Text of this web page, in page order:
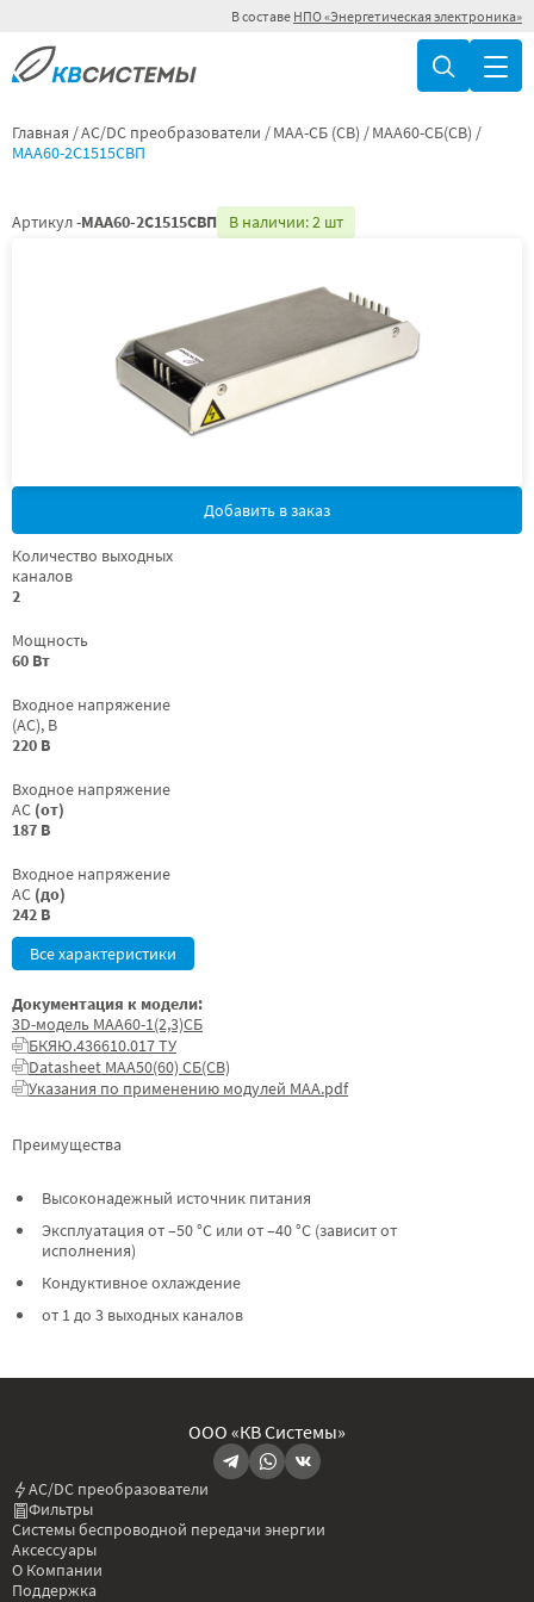
В составе НПО «Энергетическая электроника»
Главная AC/DC преобразователи МАА-СБ (СВ)
МАА60-СБ(СВ)
МАА60-2С1515СВП
Артикул -МАА60-2С1515СВП В наличии: 2 шт
Добавить в заказ
Количество выходных
каналов
2
Мощность
60 Вт
Входное напряжение
(AC), В
220 В
Входное напряжение
AC (от)
187 В
Входное напряжение
AC (до)
242 В
Все характеристики
Преимущества
Высоконадежный источник питания
Эксплуатация от –50 °C или от –40 °C (зависит от
исполнения)
Кондуктивное охлаждение
от 1 до 3 выходных каналов
Документация к модели:
3D-модель МАА60-1(2,3)СБ
БКЯЮ.436610.017 ТУ
Datasheet МАА50(60) СБ(СВ)
Указания по применению модулей МАА.pdf
ООО «КВ Системы»
AC/DC преобразователи
Фильтры
Системы беспроводной передачи энергии
Аксессуары
О Компании
Поддержка